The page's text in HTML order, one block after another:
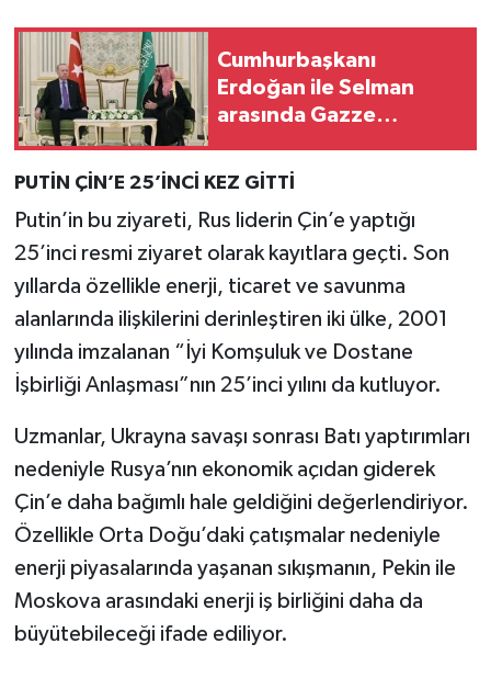
Cumhurbaşkanı
Erdoğan ile Selman
arasında Gazze
PUTİN ÇİN’E 25’İNCİ KEZ GİTTİ
Putin’in bu ziyareti, Rus liderin Çin’e yaptığı
25’inci resmi ziyaret olarak kayıtlara geçti. Son
yıllarda özellikle enerji, ticaret ve savunma
alanlarında ilişkilerini derinleştiren iki ülke, 2001
yılında imzalanan “İyi Komşuluk ve Dostane
İşbirliği Anlaşması”nın 25’inci yılını da kutluyor.
Uzmanlar, Ukrayna savaşı sonrası Batı yaptırımları
nedeniyle Rusya’nın ekonomik açıdan giderek
Çin’e daha bağımlı hale geldiğini değerlendiriyor.
Özellikle Orta Doğu’daki çatışmalar nedeniyle
enerji piyasalarında yaşanan sıkışmanın, Pekin ile
Moskova arasındaki enerji iş birliğini daha da
büyütebileceği ifade ediliyor.